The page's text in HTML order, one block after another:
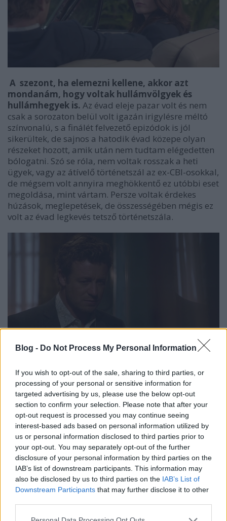
Blog - Do Not Process My Personal Information
If you wish to opt-out of the sale, sharing to third parties, or
processing of your personal or sensitive information for
targeted advertising by us, please use the below opt-out
section to confirm your selection. Please note that after your
opt-out request is processed you may continue seeing
interest-based ads based on personal information utilized by
us or personal information disclosed to third parties prior to
your opt-out. You may separately opt-out of the further
disclosure of your personal information by third parties on the
IAB’s list of downstream participants. This information may
also be disclosed by us to third parties on the IAB’s List of
Downstream Participants that may further disclose it to other
Please note that this website/app uses one or more Google
A szezont, ha elemezni kellene, akkor azt
mondanám, hogy voltak hullámvölgyek és
hullámhegyek is. Az évad eleje pazar volt és nem
csak a sorozaton belül volt igazán irigylésre méltó
színvonalú, s a finálét felvezető epizódok is jól
sikerültek, de sajnos a hatodik évad közepe olyan
részeket hozott, amik után nem tudtam elégedetten
bólogatni. Szó se róla, nem voltak rosszak a heti
ügyek, vagy az átívelő történetszál az ex-CBI-osokkal,
de mégsem volt annyira meghökkentő ez utóbbi eset
megoldása, mint vártam. Persze voltak érdekes
húzások, meglepetések, de összességében mégis ez
volt az évad legkevés tetsző történetszála.
nyomozás helyett a magánélet és a dráma
került a középpontba. Nem árulom el a poént
azzal, ha leírom, hogy Patrick Jane és Teresa Lisbon
kapcsolata lett az etap meghatározó eleme, s a
finálét is erre hegyezték ki. Sok más sorozat
esetében, főként a nyomozósoknál, ahol van egy
meghatározó férfi és női szereplő, előhúzzák a
szerelem kártyát. A mentalista esetében viszont a
fináléig nem volt egyértelmű, hogy ez egy mindkét
fél részéről igaz érzelem-e, vagy egy nagyon szoros,
munkatársi kapcsolat csupán, amiben csak az egyik